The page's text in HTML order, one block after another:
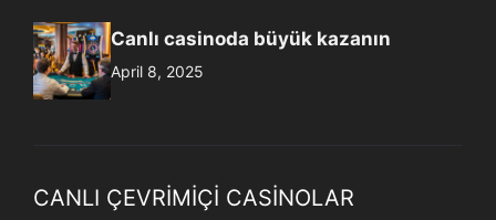
Canlı casinoda büyük kazanın
April 8, 2025
CANLI ÇEVRIMIÇI CASINOLAR